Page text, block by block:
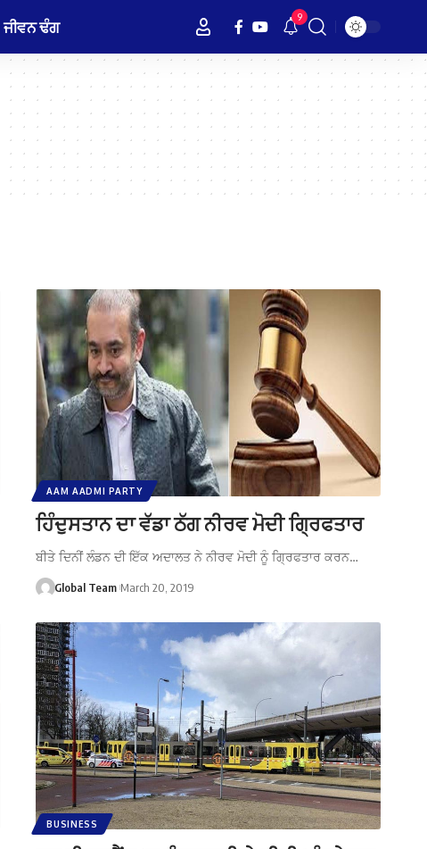
ਜੀਵਨ ਢੰਗ 9
AAM AADMI PARTY
ਹਿੰਦੁਸਤਾਨ ਦਾ ਵੱਡਾ ਠੱਗ ਨੀਰਵ ਮੋਦੀ ਗ੍ਰਿਫਤਾਰ
ਬੀਤੇ ਦਿਨੀਂ ਲੰਡਨ ਦੀ ਇੱਕ ਅਦਾਲਤ ਨੇ ਨੀਰਵ ਮੋਦੀ ਨੂੰ ਗ੍ਰਿਫਤਾਰ ਕਰਨ…
Global Team March 20, 2019
BUSINESS